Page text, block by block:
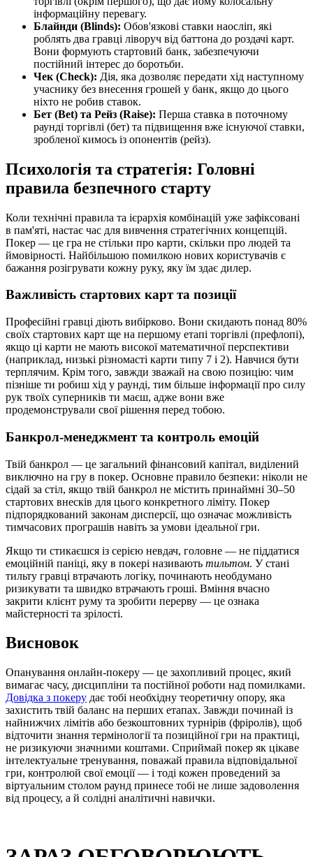
інформаційну перевагу.
Блайнди (Blinds): Обов'язкові ставки наосліп, які
роблять два гравці ліворуч від баттона до роздачі карт.
Вони формують стартовий банк, забезпечуючи
постійний інтерес до боротьби.
Чек (Check): Дія, яка дозволяє передати хід наступному
учаснику без внесення грошей у банк, якщо до цього
ніхто не робив ставок.
Бет (Bet) та Рейз (Raise): Перша ставка в поточному
раунді торгівлі (бет) та підвищення вже існуючої ставки,
зробленої кимось із опонентів (рейз).
Психологія та стратегія: Головні
правила безпечного старту
Коли технічні правила та ієрархія комбінацій уже зафіксовані
в пам'яті, настає час для вивчення стратегічних концепцій.
Покер — це гра не стільки про карти, скільки про людей та
ймовірності. Найбільшою помилкою нових користувачів є
бажання розігрувати кожну руку, яку їм здає дилер.
Важливість стартових карт та позиції
Професійні гравці діють вибірково. Вони скидають понад 80%
своїх стартових карт ще на першому етапі торгівлі (префлопі),
якщо ці карти не мають високої математичної перспективи
(наприклад, низькі різномасті карти типу 7 і 2). Навчися бути
терплячим. Крім того, завжди зважай на свою позицію: чим
пізніше ти робиш хід у раунді, тим більше інформації про силу
рук твоїх суперників ти маєш, адже вони вже
продемонстрували свої рішення перед тобою.
Банкрол-менеджмент та контроль емоцій
Твій банкрол — це загальний фінансовий капітал, виділений
виключно на гру в покер. Основне правило безпеки: ніколи не
сідай за стіл, якщо твій банкрол не містить принаймні 30–50
стартових внесків для цього конкретного ліміту. Покер
підпорядкований законам дисперсії, що означає можливість
тимчасових програшів навіть за умови ідеальної гри.
Якщо ти стикаєшся із серією невдач, головне — не піддатися
емоційній паніці, яку в покері називають тильтом. У стані
тильту гравці втрачають логіку, починають необдумано
ризикувати та швидко втрачають гроші. Вміння вчасно
закрити клієнт руму та зробити перерву — це ознака
майстерності та зрілості.
Висновок
Опанування онлайн-покеру — це захопливий процес, який
вимагає часу, дисципліни та постійної роботи над помилками.
Довідка з покеру дає тобі необхідну теоретичну опору, яка
захистить твій баланс на перших етапах. Завжди починай із
найнижчих лімітів або безкоштовних турнірів (фріролів), щоб
відточити знання термінології та позиційної гри на практиці,
не ризикуючи значними коштами. Сприймай покер як цікаве
інтелектуальне тренування, поважай правила відповідальної
гри, контролюй свої емоції — і тоді кожен проведений за
віртуальним столом раунд принесе тобі не лише задоволення
від процесу, а й солідні аналітичні навички.